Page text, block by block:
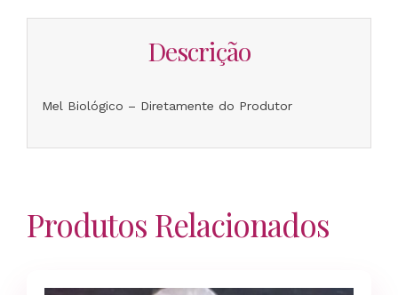
Descrição
Mel Biológico – Diretamente do Produtor
Produtos Relacionados